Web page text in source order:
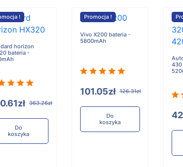
!
horizon
bateria -
363.26zł
Do
koszyka
Promocja !
Vivo X200 bateria -
5800mAh
101.05zł 126.31zł
Do
koszyka
430